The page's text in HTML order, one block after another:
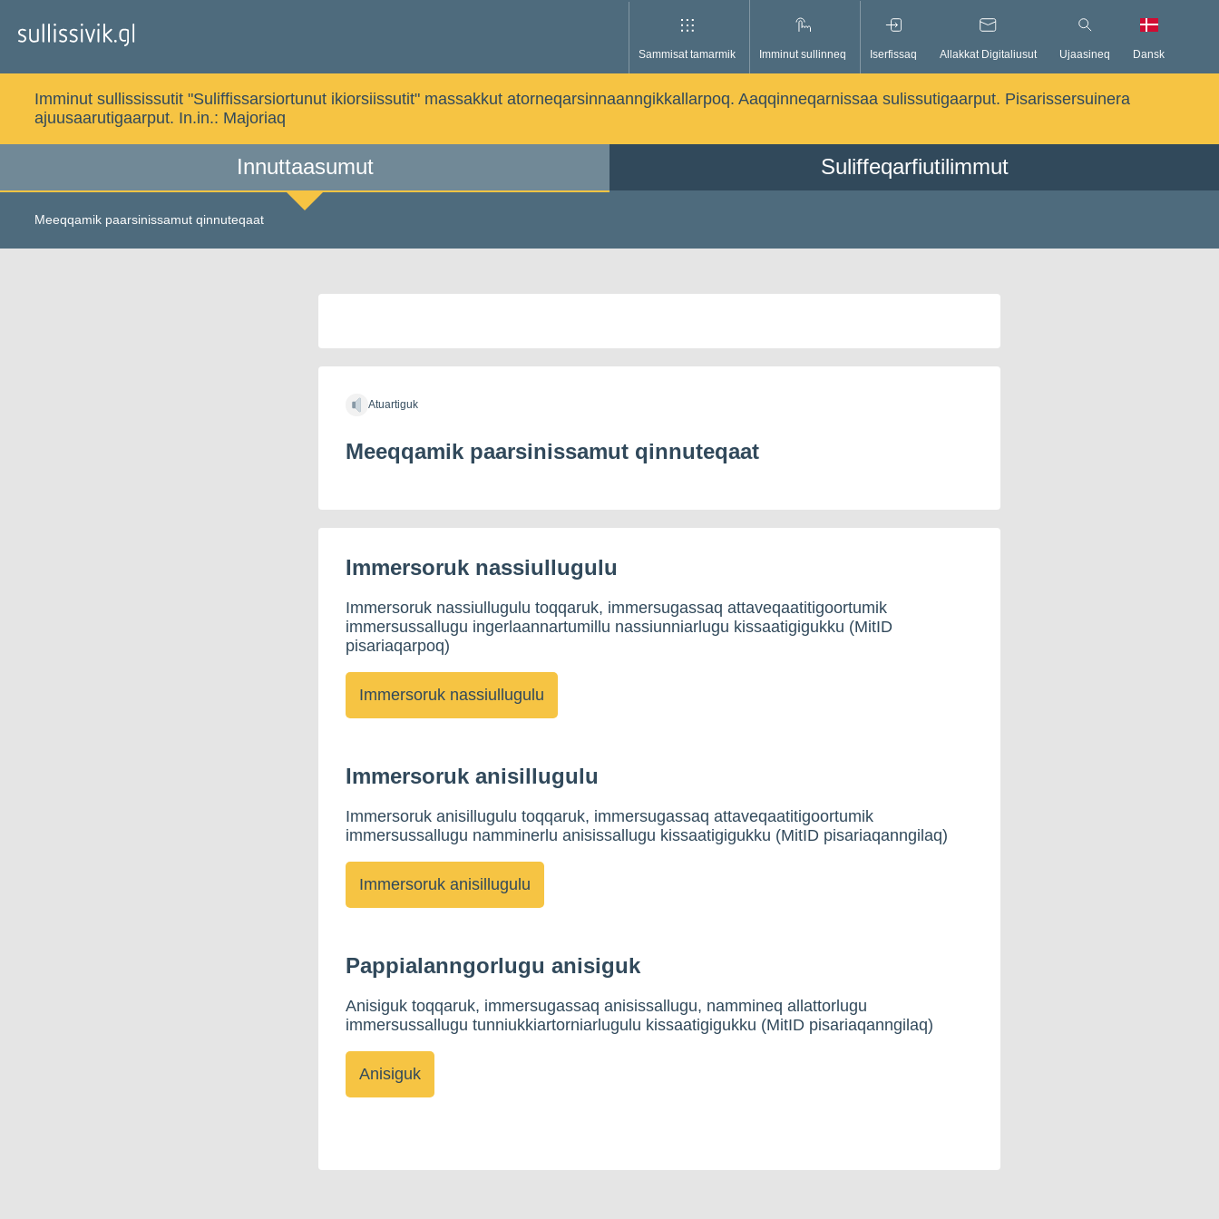
Sammisat tamarmik Imminut sullinneq Iserfissaq Allakkat Digitaliusut Ujaasineq Dansk
Imminut sullississutit "Suliffissarsiortunut ikiorsiissutit" massakkut atorneqarsinnaanngikkallarpoq. Aaqqinneqarnissaa sulissutigaarput. Pisarissersuinera
ajuusaarutigaarput. In.in.: Majoriaq
Innuttaasumut Suliffeqarfiutilimmut
Meeqqamik paarsinissamut qinnuteqaat
Atuartiguk
Meeqqamik paarsinissamut qinnuteqaat
Immersoruk nassiullugulu
Immersoruk nassiullugulu toqqaruk, immersugassaq attaveqaatitigoortumik
immersussallugu ingerlaannartumillu nassiunniarlugu kissaatigigukku (MitID
pisariaqarpoq)
Immersoruk anisillugulu
Immersoruk anisillugulu toqqaruk, immersugassaq attaveqaatitigoortumik
immersussallugu namminerlu anisissallugu kissaatigigukku (MitID pisariaqanngilaq)
Pappialanngorlugu anisiguk
Anisiguk toqqaruk, immersugassaq anisissallugu, nammineq allattorlugu
immersussallugu tunniukkiartorniarlugulu kissaatigigukku (MitID pisariaqanngilaq)